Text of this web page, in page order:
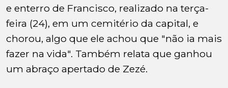
e enterro de Francisco, realizado na terça-
feira (24), em um cemitério da capital, e
chorou, algo que ele achou que "não ia mais
fazer na vida". Também relata que ganhou
um abraço apertado de Zezé.